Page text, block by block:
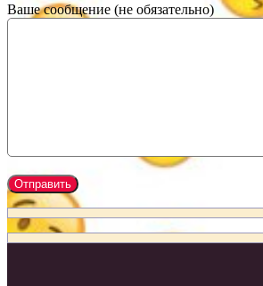
Ваше сообщение (не обязательно)